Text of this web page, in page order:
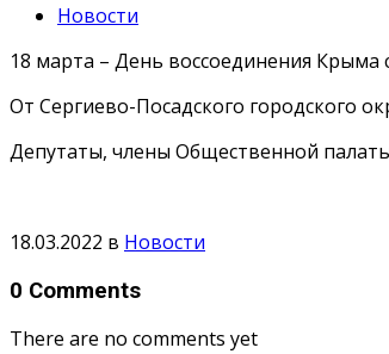
Новости
18 марта – День воссоединения Крыма
От Сергиево-Посадского городского
Депутаты, члены Общественной
18.03.2022 в Новости
0 Comments
There are no comments yet